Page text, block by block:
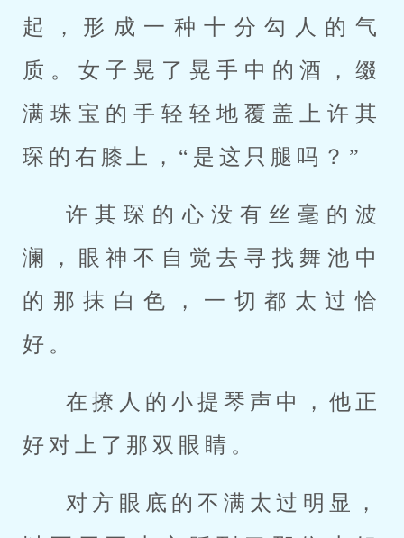
起，形成一种十分勾人的气
质。女子晃了晃手中的酒，缀
满珠宝的手轻轻地覆盖上许其
琛的右膝上，“是这只腿吗？”
许其琛的心没有丝毫的波
澜，眼神不自觉去寻找舞池中
的那抹白色，一切都太过恰
好。
在撩人的小提琴声中，他正
好对上了那双眼睛。
对方眼底的不满太过明显，